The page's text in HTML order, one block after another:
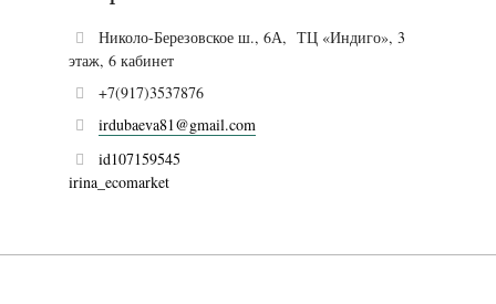
Николо-Березовское ш., 6А, ТЦ «Индиго», 3
этаж, 6 кабинет
+7(917)3537876
irdubaeva81@gmail.com
id107159545
irina_ecomarket